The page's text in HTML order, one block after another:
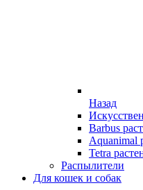
Назад
Barbus
Aquanimal
Tetra
Распылители
Для кошек и собак